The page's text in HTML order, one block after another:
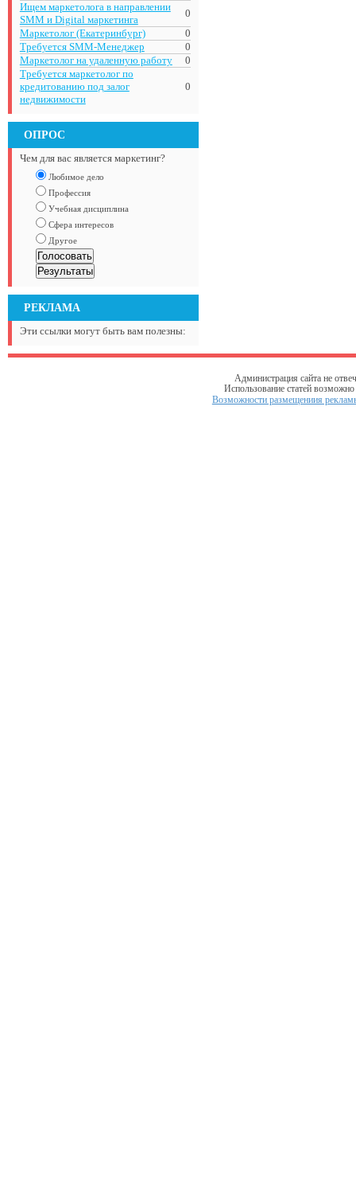
Ищем маркетолога в направлении
SMM и Digital маркетинга
0
Маркетолог (Екатеринбург)
0
Требуется SMM-Менеджер
0
Маркетолог на удаленную работу
0
Требуется маркетолог по
кредитованию под залог
недвижимости
0
ОПРОС
Чем для вас является маркетинг?
Любимое дело
Профессия
Учебная дисциплина
Сфера интересов
Другое
РЕКЛАМА
Эти ссылки могут быть вам полезны:
Администрация сайта не
Использование статей
Возможности размещениия